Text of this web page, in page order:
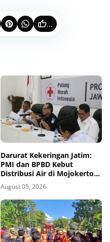
...
Darurat Kekeringan Jatim:
PMI dan BPBD Kebut
Distribusi Air di Mojokerto-
Pasuruan
August 05, 2026